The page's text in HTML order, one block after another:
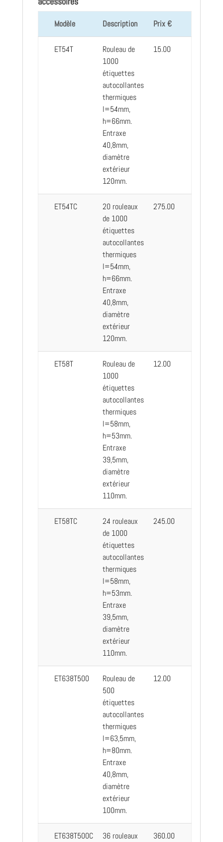
Modèle Description Prix €
ET54T
Rouleau de
1000
étiquettes
autocollantes
thermiques
l=54mm,
h=66mm.
Entraxe
40,8mm,
diamètre
extérieur
120mm.
15.00
ET54TC
20 rouleaux
de 1000
étiquettes
autocollantes
thermiques
l=54mm,
h=66mm.
Entraxe
40,8mm,
diamètre
extérieur
120mm.
275.00
ET58T
Rouleau de
1000
étiquettes
autocollantes
thermiques
l=58mm,
h=53mm.
Entraxe
39,5mm,
diamètre
extérieur
110mm.
12.00
ET58TC
24 rouleaux
de 1000
étiquettes
autocollantes
thermiques
l=58mm,
h=53mm.
Entraxe
39,5mm,
diamètre
extérieur
110mm.
245.00
ET638T500
Rouleau de
500
étiquettes
autocollantes
thermiques
l=63,5mm,
h=80mm.
Entraxe
40,8mm,
diamètre
extérieur
100mm.
12.00
ET638T500C
36 rouleaux
360.00